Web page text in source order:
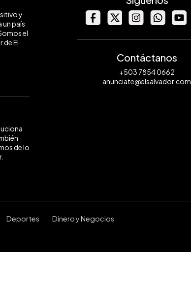
y
país
el
de El
de lo
Contáctanos
+503 7854 0662
anunciate@elsalvador.com
Deportes Dinero y Negocios